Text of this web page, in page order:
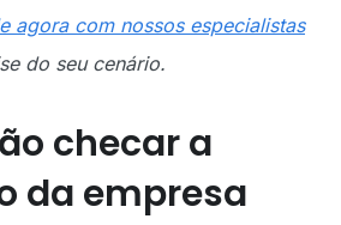
agora com nossos especialistas
do seu cenário.
checar a
da empresa